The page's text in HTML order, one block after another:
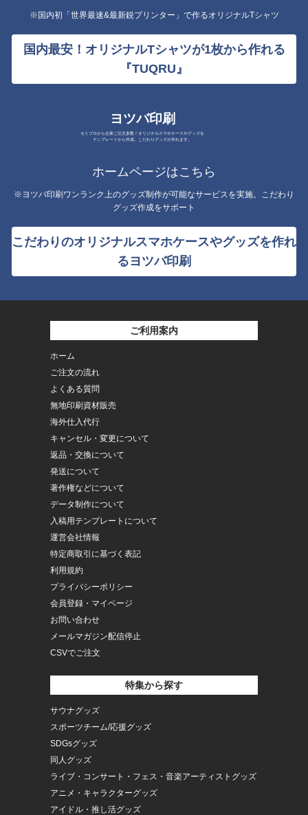
※国内初「世界最速&最新鋭プリンター」で作るオリジナルTシャツ
国内最安！オリジナルTシャツが1枚から作れる
『TUQRU』
ヨツバ印刷
セミプロから企業ご注文多数！オリジナルスマホケースやグッズを
テンプレートから作成。こだわりグッズが作れます。
ホームページはこちら
※ヨツバ印刷ワンランク上のグッズ制作が可能なサービスを実施。こだわり
グッズ作成をサポート
こだわりのオリジナルスマホケースやグッズを作れ
るヨツバ印刷
ご利用案内
ホーム
ご注文の流れ
よくある質問
無地印刷資材販売
海外仕入代行
キャンセル・変更について
返品・交換について
発送について
著作権などについて
データ制作について
入稿用テンプレートについて
運営会社情報
特定商取引に基づく表記
利用規約
プライバシーポリシー
会員登録・マイページ
お問い合わせ
メールマガジン配信停止
CSVでご注文
特集から探す
サウナグッズ
スポーツチーム/応援グッズ
SDGsグッズ
同人グッズ
ライブ・コンサート・フェス・音楽アーティストグッズ
アニメ・キャラクターグッズ
アイドル・推し活グッズ